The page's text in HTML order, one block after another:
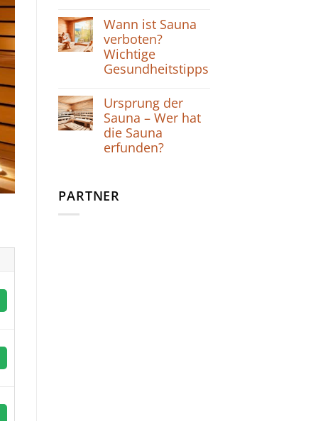
Wann ist Sauna
verboten?
Wichtige
Gesundheitstipps
Ursprung der
Sauna – Wer hat
die Sauna
erfunden?
PARTNER